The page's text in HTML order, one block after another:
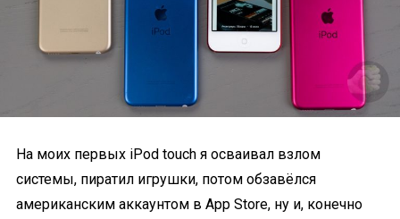
На моих первых iPod touch я осваивал взлом
системы, пиратил игрушки, потом обзавёлся
американским аккаунтом в App Store, ну и, конечно